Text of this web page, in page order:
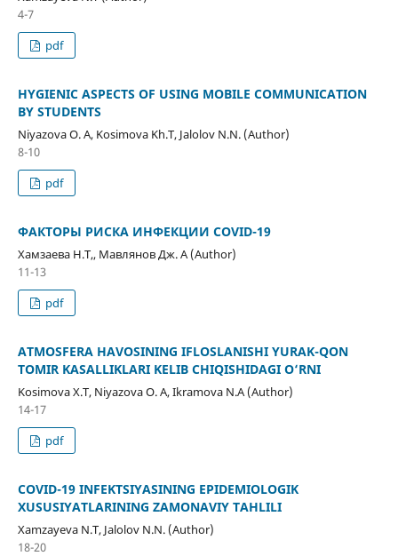
4-7
pdf
HYGIENIC ASPECTS OF USING MOBILE COMMUNICATION
BY STUDENTS
Niyazova O. A, Kosimova Kh.T, Jalolov N.N. (Author)
8-10
pdf
ФАКТОРЫ РИСКА ИНФЕКЦИИ COVID-19
Хамзаева Н.Т,, Мавлянов Дж. А (Author)
11-13
pdf
ATMOSFERA HAVOSINING IFLOSLANISHI YURAK-QON
TOMIR KASALLIKLARI KELIB CHIQISHIDAGI O‘RNI
Kosimova X.T, Niyazova O. A, Ikramova N.A (Author)
14-17
pdf
COVID-19 INFEKTSIYASINING EPIDEMIOLOGIK
XUSUSIYATLARINING ZAMONAVIY TAHLILI
Xamzayeva N.T, Jalolov N.N. (Author)
18-20